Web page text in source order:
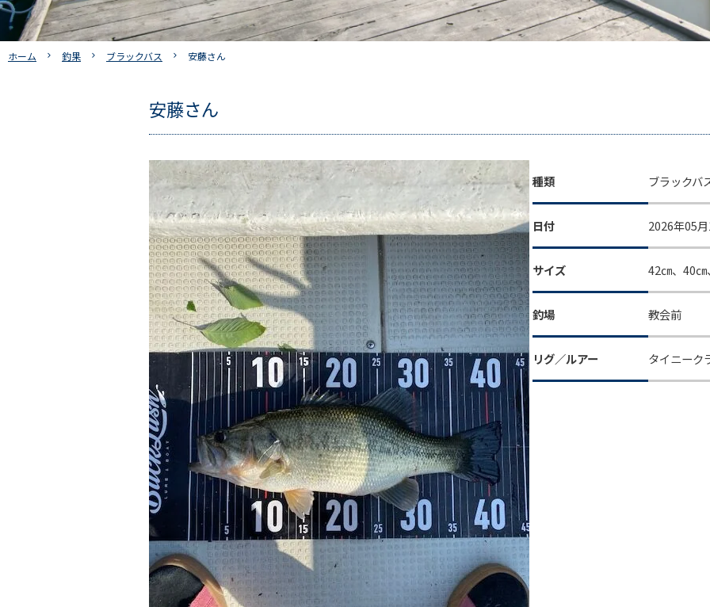
ホーム 釣果 ブラックバス 安藤さん
安藤さん
種類 ブラックバ
日付 2026年05
サイズ 42㎝、40
釣場 教会前
リグ／ルアー タイニーク